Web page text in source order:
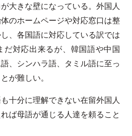
大きな壁になっている。外国人
のホームページや対応窓口は整
、各国語に対応している訳では
だ対応出来るが、韓国語や中国
、シンハラ語、タミル語に至っ
が難しい。
十分に理解できない在留外国人
ば母語が通じる人達を頼ること